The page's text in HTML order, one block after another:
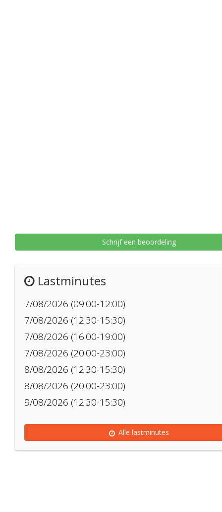
Schrijf een beoordeling
Lastminutes
7/08/2026 (09:00-12:00)
7/08/2026 (12:30-15:30)
7/08/2026 (16:00-19:00)
7/08/2026 (20:00-23:00)
8/08/2026 (12:30-15:30)
8/08/2026 (20:00-23:00)
9/08/2026 (12:30-15:30)
Alle lastminutes